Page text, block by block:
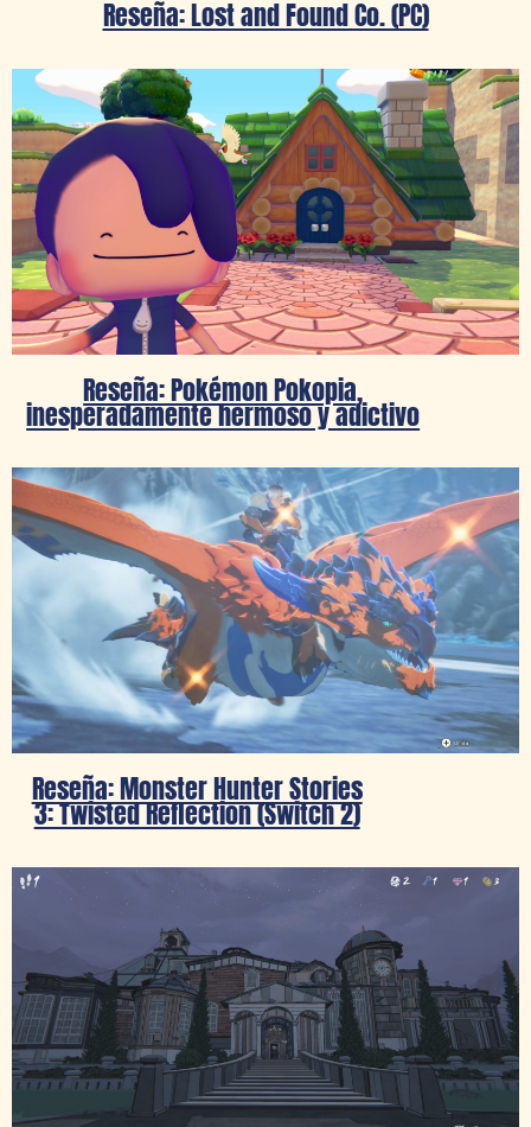
Reseña: Lost and Found Co. (PC)
Reseña: Pokémon Pokopia,
inesperadamente hermoso y adictivo
Reseña: Monster Hunter Stories
3: Twisted Reflection (Switch 2)